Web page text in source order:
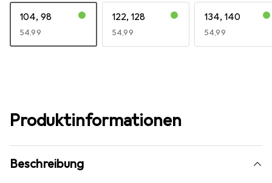
104, 98
EUR
54,99
122, 128
EUR
54,99
134, 140
EUR
54,99
Produktinformationen
Beschreibung